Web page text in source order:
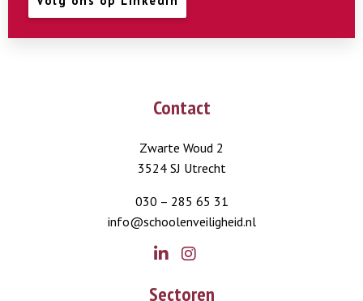
Contact
Zwarte Woud 2
3524 SJ Utrecht
030 – 285 65 31
info@schoolenveiligheid.nl
Sectoren